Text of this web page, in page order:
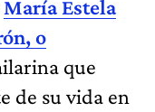
María Estela
o
que
de su vida en